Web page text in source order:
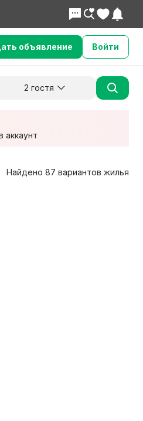
объявление Войти
Выезд
8 авг.
Гости
2 гостя
аккаунт
Найдено 87 вариантов жилья